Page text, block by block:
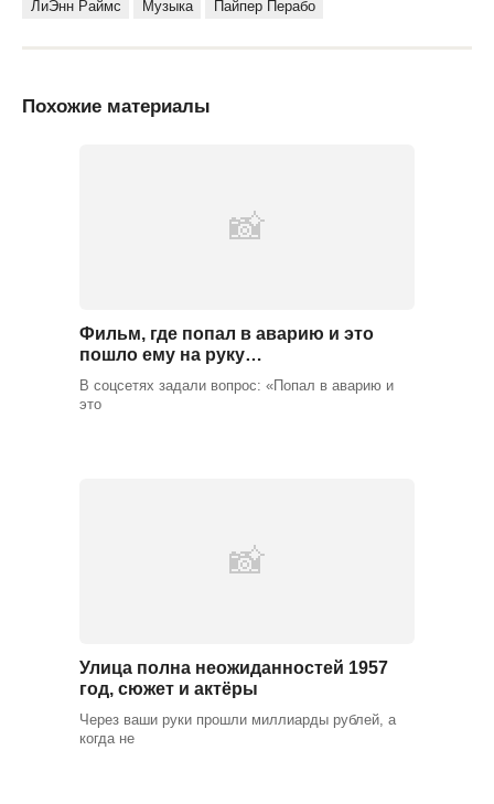
ЛиЭнн Раймс
Музыка Пайпер Перабо
Похожие материалы
Фильм, где попал в аварию и это
пошло ему на руку…
В соцсетях задали вопрос: «Попал в аварию и
это
Улица полна неожиданностей 1957
год, сюжет и актёры
Через ваши руки прошли миллиарды рублей, а
когда не